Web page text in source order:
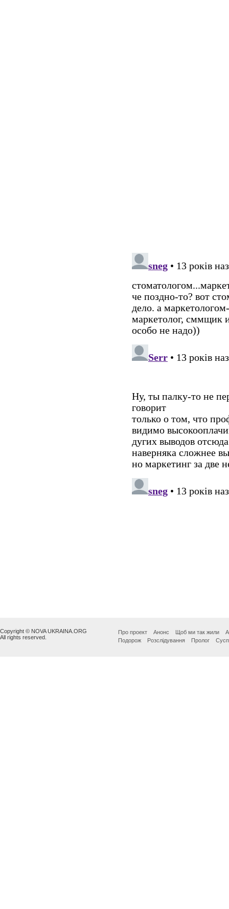
Copyright © NOVA UKRAINA.ORG
All rights reserved.
Про проект Анонс Щоб ми так жили
Подорож
Розслідування Пролог